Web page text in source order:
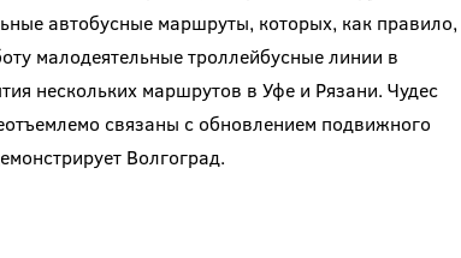
автобусные маршруты, которых, как правило,
малодеятельные троллейбусные линии в
нескольких маршрутов в Уфе и Рязани. Чудес
связаны с обновлением подвижного
Волгоград.